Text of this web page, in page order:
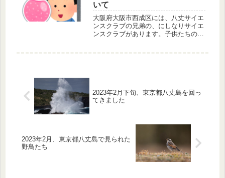
いて
大阪府大阪市西成区には、八丈サイエ
ンスクラブの兄弟の、にしなりサイエ
ンスクラブがあります。子供たちの研
2023年2月下旬、東京都八丈島を回っ
てきました
2023年2月、東京都八丈島で見られた
野鳥たち